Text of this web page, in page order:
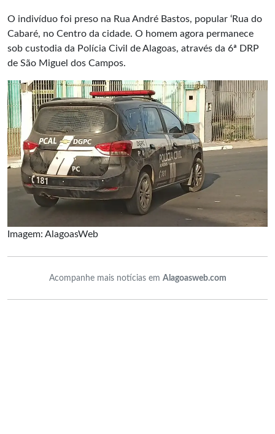
O indivíduo foi preso na Rua André Bastos, popular ‘Rua do
Cabaré, no Centro da cidade. O homem agora permanece
sob custodia da Polícia Civil de Alagoas, através da 6ª DRP
de São Miguel dos Campos.
Imagem: AlagoasWeb
Acompanhe mais notícias em Alagoasweb.com